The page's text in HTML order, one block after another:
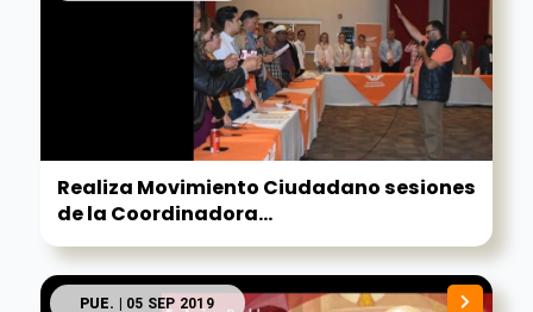
Realiza Movimiento Ciudadano sesiones
de la Coordinadora...
PUE. | 05 SEP 2019